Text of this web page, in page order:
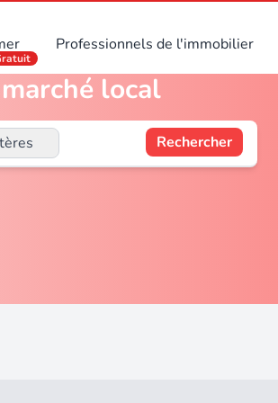
Professionnels de l'immobilier
local
Rechercher